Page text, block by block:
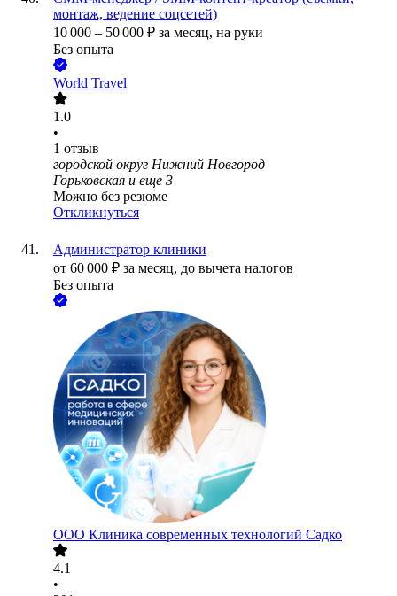
монтаж, ведение соцсетей)
10 000 – 50 000 ₽ за месяц, на руки
Без опыта
World Travel
1.0
•
1 отзыв
городской округ Нижний Новгород
Горьковская и еще 3
Можно без резюме
Откликнуться
Администратор клиники
от 60 000 ₽ за месяц, до вычета налогов
Без опыта
ООО Клиника современных технологий Садко
4.1
•